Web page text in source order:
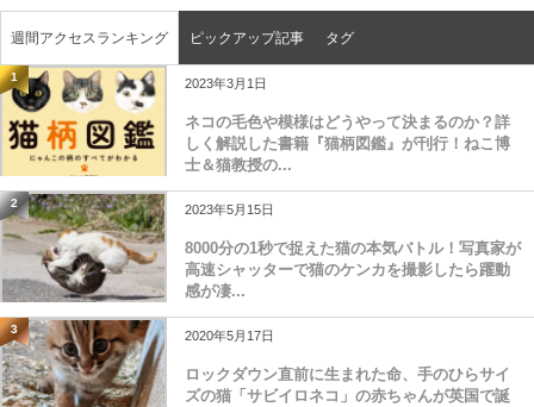
週間アクセスランキング ピックアップ記事 タグ
1 2023年3月1日
ネコの毛色や模様はどうやって決まるのか？詳
しく解説した書籍『猫柄図鑑』が刊行！ねこ博
士＆猫教授の...
2 2023年5月15日
8000分の1秒で捉えた猫の本気バトル！写真家が
高速シャッターで猫のケンカを撮影したら躍動
感が凄...
3 2020年5月17日
ロックダウン直前に生まれた命、手のひらサイ
ズの猫「サビイロネコ」の赤ちゃんが英国で誕